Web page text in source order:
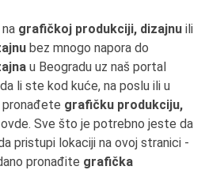
grafičkoj produkciji, dizajnu ili
bez mnogo napora do
u Beogradu uz naš portal
li ste kod kuće, na poslu ili u
pronađete grafičku produkciju,
Sve što je potrebno jeste da
pristupi lokaciji na ovoj stranici -
pronađite grafička